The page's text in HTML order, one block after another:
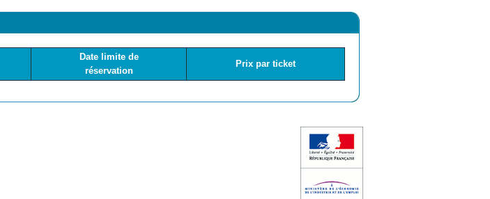
Date limite de
réservation
Prix par ticket